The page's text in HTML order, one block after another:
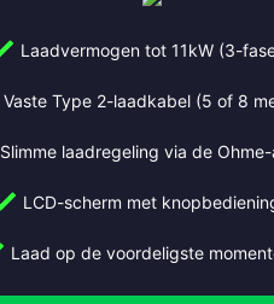
Laadvermogen tot 11kW (3-
Vaste Type 2-laadkabel (5 of 8
Slimme laadregeling via de
LCD-scherm met
Laad op de voordeligste